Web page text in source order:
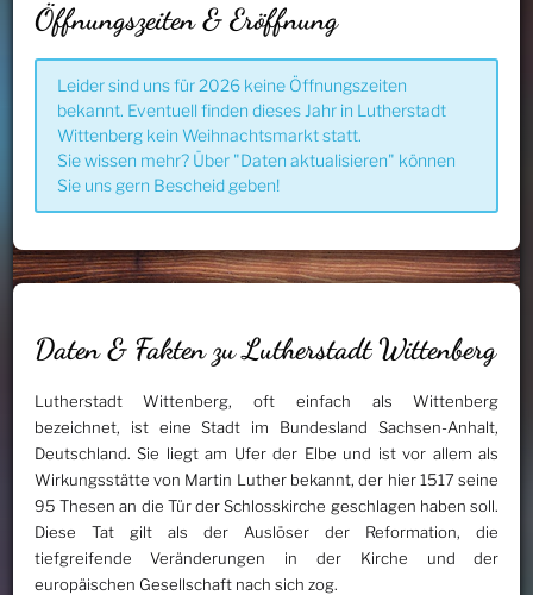
Öffnungszeiten & Eröffnung
Leider sind uns für 2026 keine Öffnungszeiten
bekannt. Eventuell finden dieses Jahr in Lutherstadt
Wittenberg kein Weihnachtsmarkt statt.
Sie wissen mehr? Über "Daten aktualisieren" können
Sie uns gern Bescheid geben!
Daten & Fakten zu Lutherstadt Wittenberg
Lutherstadt Wittenberg, oft einfach als Wittenberg
bezeichnet, ist eine Stadt im Bundesland Sachsen-Anhalt,
Deutschland. Sie liegt am Ufer der Elbe und ist vor allem als
Wirkungsstätte von Martin Luther bekannt, der hier 1517 seine
95 Thesen an die Tür der Schlosskirche geschlagen haben soll.
Diese Tat gilt als der Auslöser der Reformation, die
tiefgreifende Veränderungen in der Kirche und der
europäischen Gesellschaft nach sich zog.